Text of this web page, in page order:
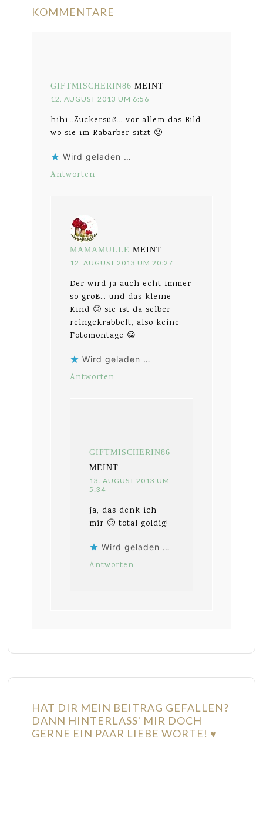
KOMMENTARE
GIFTMISCHERIN86 MEINT
12. AUGUST 2013 UM 6:56
hihi…Zuckersüß… vor allem das Bild
wo sie im Rabarber sitzt 🙂
Wird geladen …
Antworten
MAMAMULLE MEINT
12. AUGUST 2013 UM 20:27
Der wird ja auch echt immer
so groß… und das kleine
Kind 🙂 sie ist da selber
reingekrabbelt, also keine
Fotomontage 😀
Wird geladen …
Antworten
GIFTMISCHERIN86
MEINT
13. AUGUST 2013 UM
5:34
ja, das denk ich
mir 🙂 total goldig!
Wird geladen …
Antworten
HAT DIR MEIN BEITRAG GEFALLEN?
DANN HINTERLASS' MIR DOCH
GERNE EIN PAAR LIEBE WORTE! ♥